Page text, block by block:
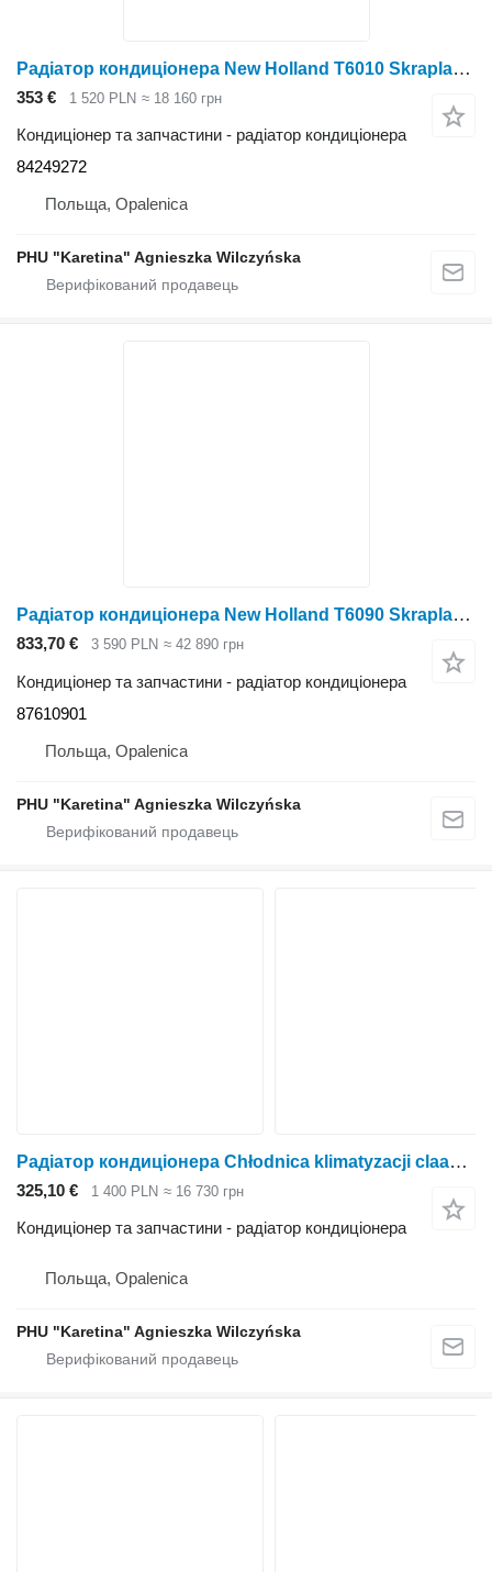
Радіатор кондиціонера New Holland T6010 Skraplacz 84249272 до трактора колісного New Holland T6010
353 € 1 520 PLN ≈ 18 160 грн
Кондиціонер та запчастини - радіатор кондиціонера
84249272
Польща, Opalenica
PHU "Karetina" Agnieszka Wilczyńska
Радіатор кондиціонера New Holland T6090 Skraplacz 87610901 до трактора колісного New Holland T6090
833,70 € 3 590 PLN ≈ 42 890 грн
Кондиціонер та запчастини - радіатор кондиціонера
87610901
Польща, Opalenica
PHU "Karetina" Agnieszka Wilczyńska
Радіатор кондиціонера Chłodnica klimatyzacji claas Ares до трактора колісного Claas Ares
325,10 € 1 400 PLN ≈ 16 730 грн
Кондиціонер та запчастини - радіатор кондиціонера
Польща, Opalenica
PHU "Karetina" Agnieszka Wilczyńska